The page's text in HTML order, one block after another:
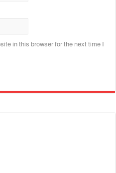
in this browser for the next time I